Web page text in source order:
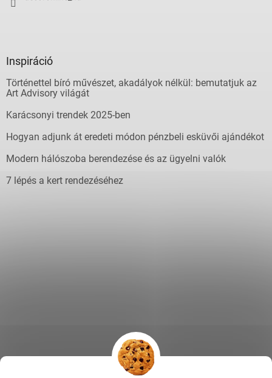
Inspiráció
Történettel bíró művészet, akadályok nélkül: bemutatjuk az
Art Advisory világát
Karácsonyi trendek 2025-ben
Hogyan adjunk át eredeti módon pénzbeli esküvői ajándékot
Modern hálószoba berendezése és az ügyelni valók
7 lépés a kert rendezéséhez